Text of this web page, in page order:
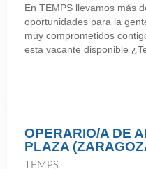
En TEMPS llevamos más
oportunidades para la
muy comprometidos
esta vacante disponible ¿Te
OPERARIO/A DE
PLAZA
TEMPS